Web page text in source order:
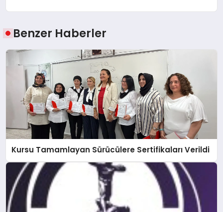
Benzer Haberler
Kursu Tamamlayan Sürücülere Sertifikaları Verildi